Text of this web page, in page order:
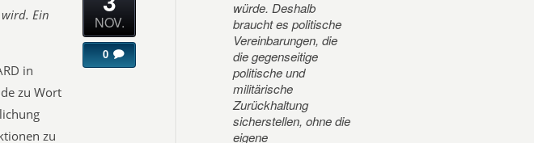
Ein
in
zu Wort
zu
NOV.
0
würde. Deshalb
braucht es politische
Vereinbarungen, die
die gegenseitige
politische und
militärische
Zurückhaltung
sicherstellen, ohne die
eigene